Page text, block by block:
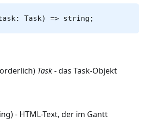
Task) => string;
Task- das Task-Objekt
- HTML-Text, der im Gantt